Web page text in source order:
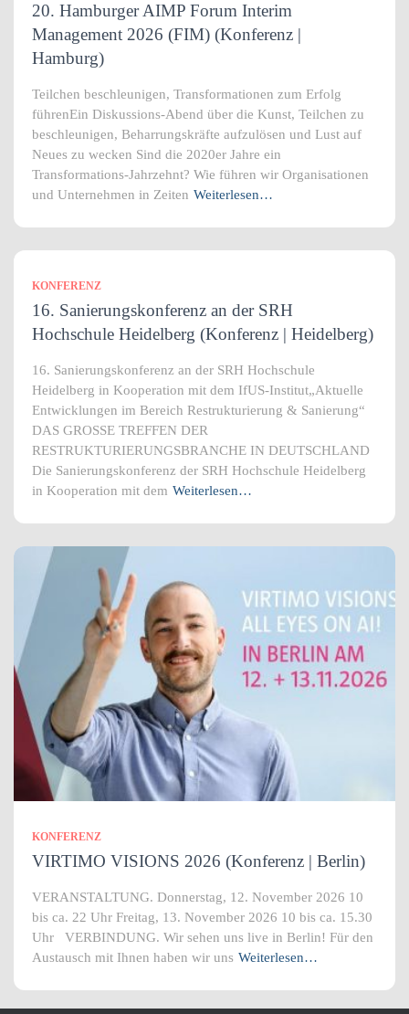
20. Hamburger AIMP Forum Interim
Management 2026 (FIM) (Konferenz |
Hamburg)
Teilchen beschleunigen, Transformationen zum Erfolg
führenEin Diskussions-Abend über die Kunst, Teilchen zu
beschleunigen, Beharrungskräfte aufzulösen und Lust auf
Neues zu wecken Sind die 2020er Jahre ein
Transformations-Jahrzehnt? Wie führen wir Organisationen
und Unternehmen in Zeiten Weiterlesen…
KONFERENZ
16. Sanierungskonferenz an der SRH
Hochschule Heidelberg (Konferenz | Heidelberg)
16. Sanierungskonferenz an der SRH Hochschule
Heidelberg in Kooperation mit dem IfUS-Institut„Aktuelle
Entwicklungen im Bereich Restrukturierung & Sanierung“
DAS GROSSE TREFFEN DER
RESTRUKTURIERUNGSBRANCHE IN DEUTSCHLAND
Die Sanierungskonferenz der SRH Hochschule Heidelberg
in Kooperation mit dem Weiterlesen…
KONFERENZ
VIRTIMO VISIONS 2026 (Konferenz | Berlin)
VERANSTALTUNG. Donnerstag, 12. November 2026 10
bis ca. 22 Uhr Freitag, 13. November 2026 10 bis ca. 15.30
Uhr VERBINDUNG. Wir sehen uns live in Berlin! Für den
Austausch mit Ihnen haben wir uns Weiterlesen…